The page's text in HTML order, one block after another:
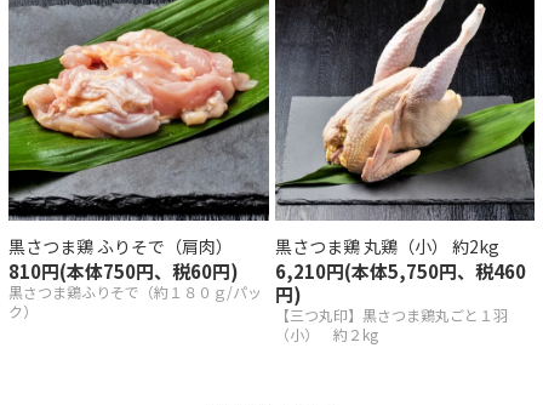
黒さつま鶏 ふりそで（肩肉）
810円(本体750円、税60円)
黒さつま鶏ふりそで（約１８０ｇ/パッ
ク）
黒さつま鶏 丸鶏（小） 約2kg
6,210円(本体5,750円、税460
円)
【三つ丸印】黒さつま鶏丸ごと１羽
（小） 約２kg